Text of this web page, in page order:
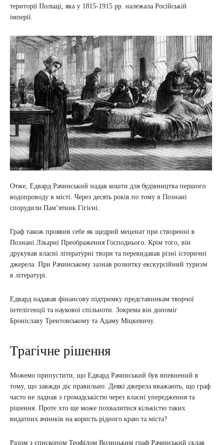
території Польщі, яка у 1815-1915 рр. належала Російській
імперії.
Отже, Едвард Рачинський надав кошти для будівництва першого
водопроводу в місті. Через десять років по тому в Познані
спорудили Пам’ятник Гігієні.
Граф також проявив себе як щедрий меценат при створенні в
Познані Лікарні Преображення Господнього. Крім того, він
друкував власні літературні твори та перевидавав різні історичні
джерела. При Рачинському зазнав розвитку екскурсійний туризм
в літературі.
Едвард надавав фінансову підтримку представникам творчої
інтелігенції та наукової спільноти. Зокрема він допоміг
Броніславу Трентовському та Адаму Міцкевичу.
Трагічне рішення
Можемо припустити, що Едвард Рачинський був впевнений в
тому, що завжди діє правильно. Деякі джерела вважають, що граф
часто не ладнав з громадськістю через власні упередження та
рішення. Проте хто ще може похвалитися кількістю таких
видатних вчинків на користь рідного краю та міста?
Разом з єпископом Теофілом Волицьким граф Рачинський склав